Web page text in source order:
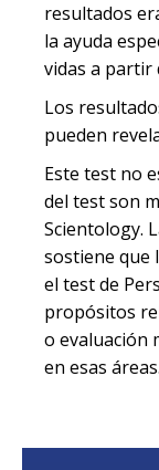
resultados
la ayuda
vidas a partir
Los
pueden
Este test no
del test son
Scientology.
sostiene que
el test de
propósitos
o evaluación
en esas áreas.